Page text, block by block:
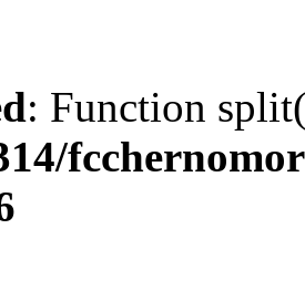
: Function